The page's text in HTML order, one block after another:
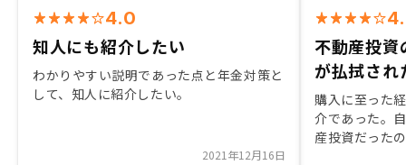
4.0
知人にも紹介したい
わかりやすい説明であった点と年金対策と
して、知人に紹介したい。
2021年12月16日
不動産投資
が払拭され
購入に至った
介であった。
産投資だった